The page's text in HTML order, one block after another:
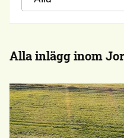
Alla inlägg inom